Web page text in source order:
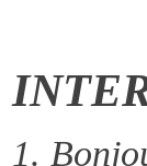
1.